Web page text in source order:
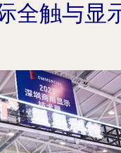
全触与显